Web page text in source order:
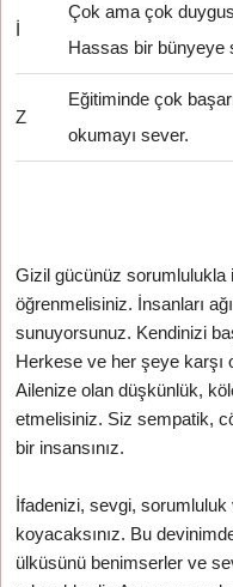
İ
Çok ama çok
Hassas bir bünyeye
Z
Eğitiminde çok
okumayı sever.
Gizil gücünüz sorumlulukla
öğrenmelisiniz. İnsanları
sunuyorsunuz. Kendinizi
Herkese ve her şeye karşı
Ailenize olan düşkünlük,
etmelisiniz. Siz sempatik,
bir insansınız.
İfadenizi, sevgi, sorumluluk
koyacaksınız. Bu
ülküsünü benimserler ve